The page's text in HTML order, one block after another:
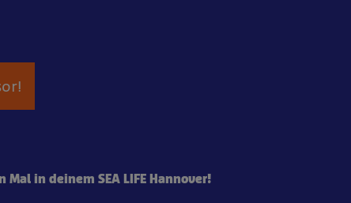
in deinem SEA LIFE Hannover!